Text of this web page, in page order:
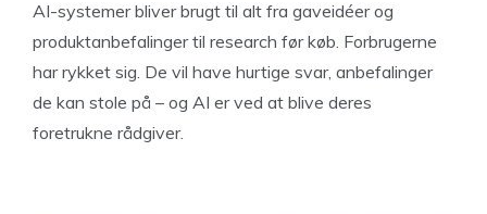
AI-systemer bliver brugt til alt fra gaveidéer og
produktanbefalinger til research før køb. Forbrugerne
har rykket sig. De vil have hurtige svar, anbefalinger
de kan stole på – og AI er ved at blive deres
foretrukne rådgiver.